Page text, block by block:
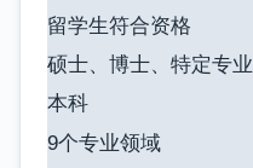
留学生符合资格
硕士、博士、特定专业
本科
9个专业领域